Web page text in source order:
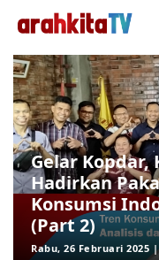
Gelar Kopdar,
Hadirkan
Konsumsi
(Part 2)
Rabu, 26 Februari 2025 |